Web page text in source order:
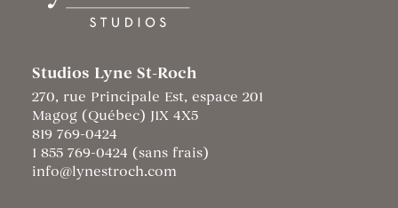
Studios Lyne St-Roch
270, rue Principale Est, espace 201
Magog (Québec) J1X 4X5
819 769-0424
1 855 769-0424 (sans frais)
info@lynestroch.com